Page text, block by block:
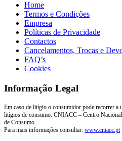
Home
Termos e Condições
Empresa
Políticas de Privacidade
Contactos
Cancelamentos, Trocas e
FAQ’s
Cookies
Informação Legal
Em caso de litígio o consumidor pode recorrer a
litígios de consumo: CNIACC – Centro
de Consumo.
Para mais informações consultar: www.cniacc.pt